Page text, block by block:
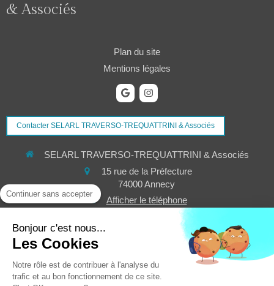
& Associés
Plan du site
Mentions légales
Contacter SELARL TRAVERSO-TREQUATTRINI & Associés
SELARL TRAVERSO-TREQUATTRINI & Associés
15 rue de la Préfecture
74000Annecy
Afficher le téléphone
vincent.trequattrini@avocat.fr
DuLundiauJeudi et de 14hà18h
à17h
Continuer sans accepter
Bonjour c'est nous...
Les Cookies
Notre rôle est de contribuer à l'analyse du
trafic et au bon fonctionnement de ce site.